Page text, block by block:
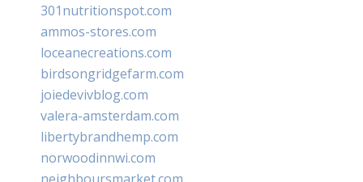
301nutritionspot.com
ammos-stores.com
loceanecreations.com
birdsongridgefarm.com
joiedevivblog.com
valera-amsterdam.com
libertybrandhemp.com
norwoodinnwi.com